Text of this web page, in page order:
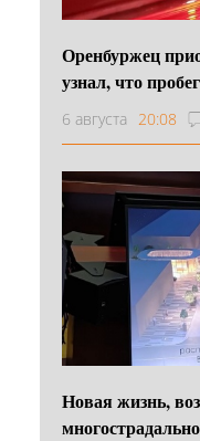
Оренбуржец
узнал, что
6 августа 20:08
Новая жизнь,